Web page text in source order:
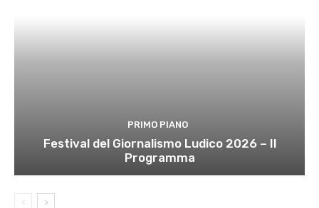
PRIMO PIANO
Festival del Giornalismo Ludico 2026 – Il
Programma